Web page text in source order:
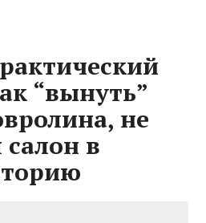
“вынуть”
не
в